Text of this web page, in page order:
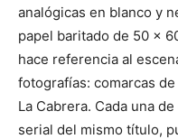
analógicas en blanco y
papel baritado de 50 x
hace referencia al
fotografías: comarcas
La Cabrera. Cada una
serial del mismo título,